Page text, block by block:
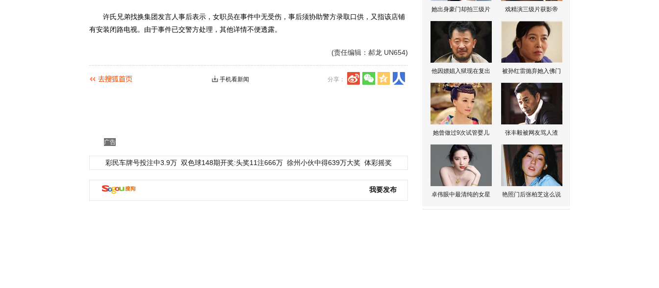
许氏兄弟找换集团发言人事后表示，女职员在事件中无受伤，事后须协助警方录取口供，又指该店铺
有安装闭路电视。由于事件已交警方处理，其他详情不便透露。
(责任编辑：郝龙 UN654)
分享：
手机看新闻
广告
彩民车牌号投注中3.9万 双色球148期开奖:头奖11注666万 徐州小伙中得639万大奖 体彩摇奖
我要发布
她出身豪门却拍三级片 戏精演三级片获影帝
他因嫖娼入狱现在复出 被孙红雷抛弃她入佛门
她曾做过9次试管婴儿 张丰毅被网友骂人渣
卓伟眼中最清纯的女星 艳照门后张柏芝这么说